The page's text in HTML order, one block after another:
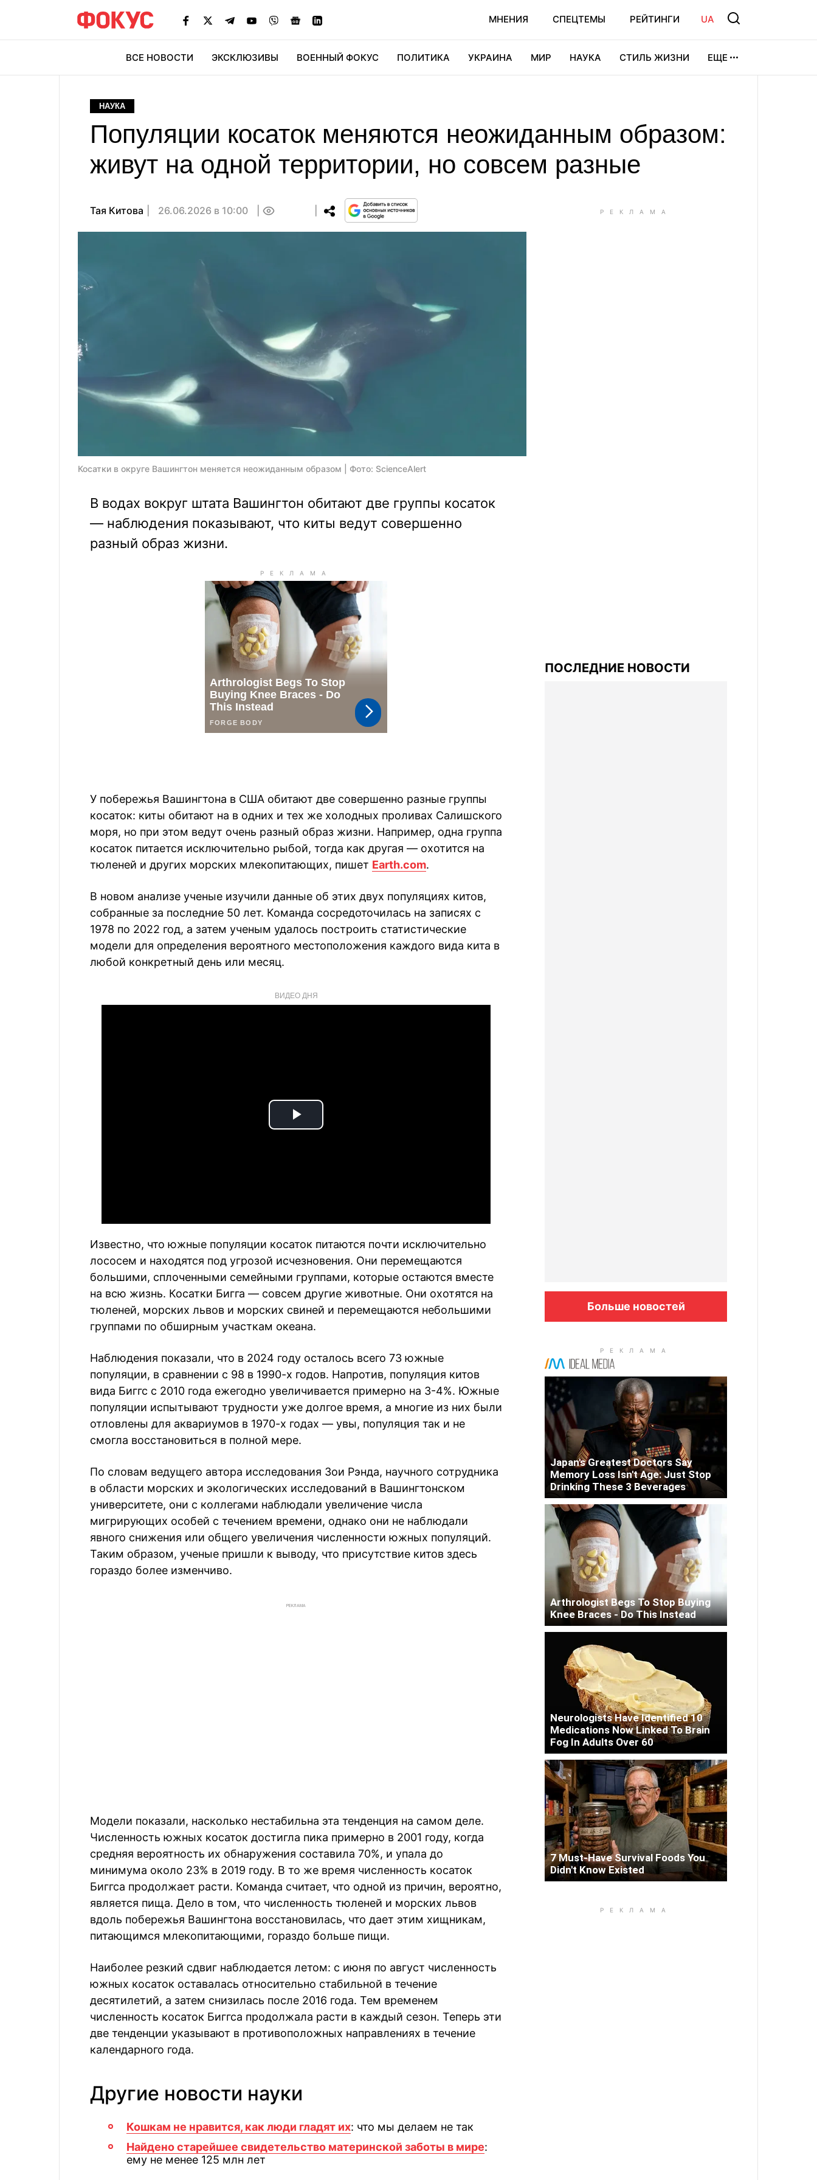
МНЕНИЯ СПЕЦТЕМЫ РЕЙТИНГИ UA
ВСЕ НОВОСТИ ЭКСКЛЮЗИВЫ ВОЕННЫЙ ФОКУС ПОЛИТИКА УКРАИНА МИР НАУКА СТИЛЬ ЖИЗНИ ЕЩЕ
НАУКА
Популяции косаток меняются неожиданным образом:
живут на одной территории, но совсем разные
Тая Китова 26.06.2026 в 10:00
Косатки в округе Вашингтон меняется неожиданным образом | Фото: ScienceAlert
В водах вокруг штата Вашингтон обитают две группы косаток
— наблюдения показывают, что киты ведут совершенно
разный образ жизни.
У побережья Вашингтона в США обитают две совершенно разные группы
косаток: киты обитают на в одних и тех же холодных проливах Салишского
моря, но при этом ведут очень разный образ жизни. Например, одна группа
косаток питается исключительно рыбой, тогда как другая — охотится на
тюленей и других морских млекопитающих, пишет Earth.com.
В новом анализе ученые изучили данные об этих двух популяциях китов,
собранные за последние 50 лет. Команда сосредоточилась на записях с
1978 по 2022 год, а затем ученым удалось построить статистические
модели для определения вероятного местоположения каждого вида кита в
любой конкретный день или месяц.
ВИДЕО ДНЯ
Play
Известно, что южные популяции косаток питаются почти исключительно
лососем и находятся под угрозой исчезновения. Они перемещаются
большими, сплоченными семейными группами, которые остаются вместе
на всю жизнь. Косатки Бигга — совсем другие животные. Они охотятся на
тюленей, морских львов и морских свиней и перемещаются небольшими
группами по обширным участкам океана.
Наблюдения показали, что в 2024 году осталось всего 73 южные
популяции, в сравнении с 98 в 1990-х годов. Напротив, популяция китов
вида Биггс с 2010 года ежегодно увеличивается примерно на 3-4%. Южные
популяции испытывают трудности уже долгое время, а многие из них были
отловлены для аквариумов в 1970-х годах — увы, популяция так и не
смогла восстановиться в полной мере.
По словам ведущего автора исследования Зои Рэнда, научного сотрудника
в области морских и экологических исследований в Вашингтонском
университете, они с коллегами наблюдали увеличение числа
мигрирующих особей с течением времени, однако они не наблюдали
явного снижения или общего увеличения численности южных популяций.
Таким образом, ученые пришли к выводу, что присутствие китов здесь
гораздо более изменчиво.
РЕКЛАМА
Модели показали, насколько нестабильна эта тенденция на самом деле.
Численность южных косаток достигла пика примерно в 2001 году, когда
средняя вероятность их обнаружения составила 70%, и упала до
минимума около 23% в 2019 году. В то же время численность косаток
Биггса продолжает расти. Команда считает, что одной из причин, вероятно,
является пища. Дело в том, что численность тюленей и морских львов
вдоль побережья Вашингтона восстановилась, что дает этим хищникам,
питающимся млекопитающими, гораздо больше пищи.
Наиболее резкий сдвиг наблюдается летом: с июня по август численность
южных косаток оставалась относительно стабильной в течение
десятилетий, а затем снизилась после 2016 года. Тем временем
численность косаток Биггса продолжала расти в каждый сезон. Теперь эти
две тенденции указывают в противоположных направлениях в течение
календарного года.
Другие новости науки
Кошкам не нравится, как люди гладят их: что мы делаем не так
Найдено старейшее свидетельство материнской заботы в мире:
ему не менее 125 млн лет
ПОСЛЕДНИЕ НОВОСТИ
Больше новостей